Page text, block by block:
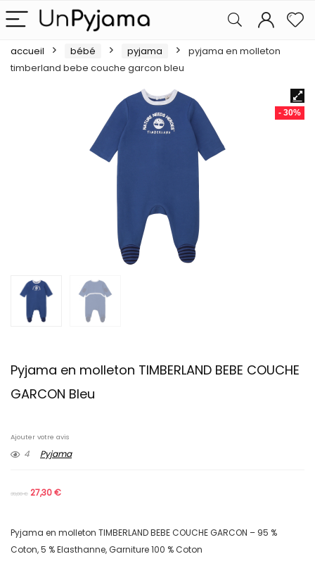
accueil bébé pyjama
pyjama en molleton
timberland bebe couche garcon bleu
- 30%
Pyjama en molleton TIMBERLAND BEBE COUCHE
GARCON Bleu
Ajouter votre avis
4 Pyjama
39,00€ 27,30€
Pyjama en molleton TIMBERLAND BEBE COUCHE GARCON – 95 %
Coton, 5 % Elasthanne, Garniture 100 % Coton